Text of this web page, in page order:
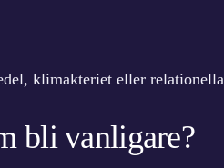
klimakteriet eller
bli vanligare?